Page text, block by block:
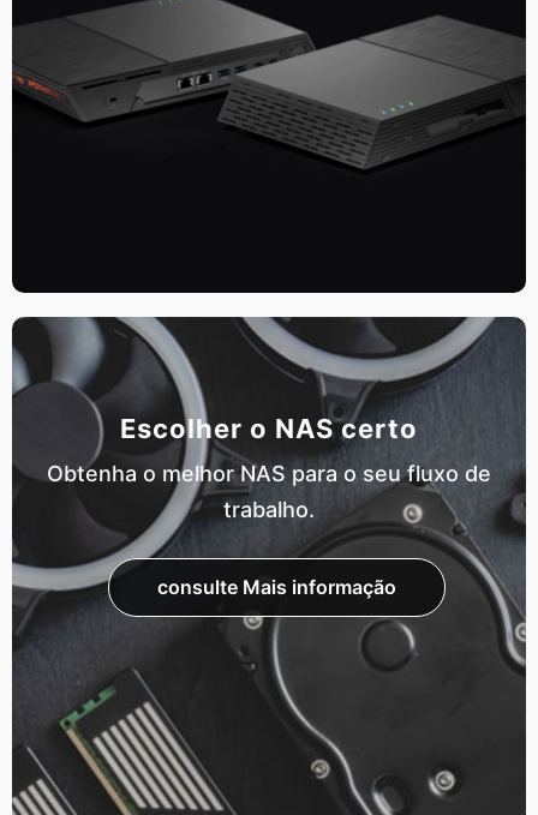
Escolher o NAS certo
Obtenha o melhor NAS para o seu fluxo de
trabalho.
consulte Mais informação